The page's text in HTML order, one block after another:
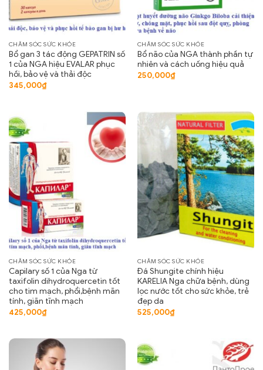
CHĂM SÓC SỨC KHỎE
Bổ gan 3 tác động GEPATRIN số
1 của NGA hiệu EVALAR phục
hồi, bảo vệ và thải độc
345,000₫
CHĂM SÓC SỨC KHỎE
Bổ não của NGA thành phần tự
nhiên và cách uống hiệu quả
250,000₫
CHĂM SÓC SỨC KHỎE
Capilary số 1 của Nga từ
taxifolin dihydroquercetin tốt
cho tim mạch, phổi,bệnh mãn
tính, giãn tĩnh mạch
425,000₫
CHĂM SÓC SỨC KHỎE
Đá Shungite chính hiệu
KARELIA Nga chữa bệnh, dùng
lọc nước tốt cho sức khỏe, trẻ
đẹp da
525,000₫